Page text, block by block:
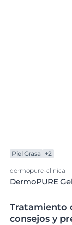
Piel Grasa +2
dermopure-clinical
DermoPURE
Tratamiento
consejos y